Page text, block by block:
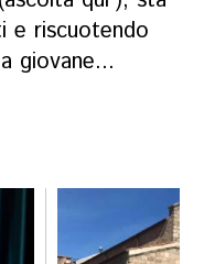
e riscuotendo
giovane...